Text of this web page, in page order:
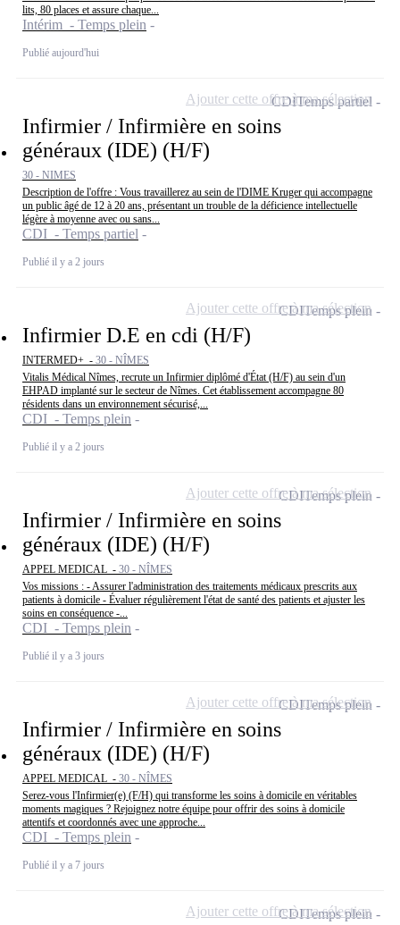
lits, 80 places et assure chaque...
Intérim - Temps plein
Publié aujourd'hui
Infirmier / Infirmière en soins
généraux (IDE) (H/F)
30 - NIMES
Description de l'offre : Vous travaillerez au sein de l'DIME Kruger qui accompagne
un public âgé de 12 à 20 ans, présentant un trouble de la déficience intellectuelle
légère à moyenne avec ou sans...
CDI - Temps partiel
Publié il y a 2 jours
CDITemps partiel
Ajouter cette offre à ma sélection
Infirmier D.E en cdi (H/F)
INTERMED+ - 30 - NÎMES
Vitalis Médical Nîmes, recrute un Infirmier diplômé d'État (H/F) au sein d'un
EHPAD implanté sur le secteur de Nîmes. Cet établissement accompagne 80
résidents dans un environnement sécurisé,...
CDI - Temps plein
Publié il y a 2 jours
CDITemps plein
Ajouter cette offre à ma sélection
Infirmier / Infirmière en soins
généraux (IDE) (H/F)
APPEL MEDICAL - 30 - NÎMES
Vos missions : - Assurer l'administration des traitements médicaux prescrits aux
patients à domicile - Évaluer régulièrement l'état de santé des patients et ajuster les
soins en conséquence -...
CDI - Temps plein
Publié il y a 3 jours
CDITemps plein
Ajouter cette offre à ma sélection
Infirmier / Infirmière en soins
généraux (IDE) (H/F)
APPEL MEDICAL - 30 - NÎMES
Serez-vous l'Infirmier(e) (F/H) qui transforme les soins à domicile en véritables
moments magiques ? Rejoignez notre équipe pour offrir des soins à domicile
attentifs et coordonnés avec une approche...
CDI - Temps plein
Publié il y a 7 jours
CDITemps plein
Ajouter cette offre à ma sélection
CDITemps plein
Ajouter cette offre à ma sélection